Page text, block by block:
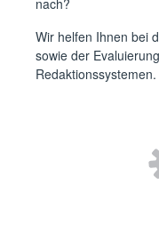
nach?
Wir helfen Ihnen bei
sowie der
Redaktionssystemen.